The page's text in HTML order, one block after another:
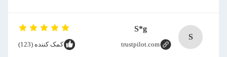
S
S*g
trustpilot.com کمک کننده (123)